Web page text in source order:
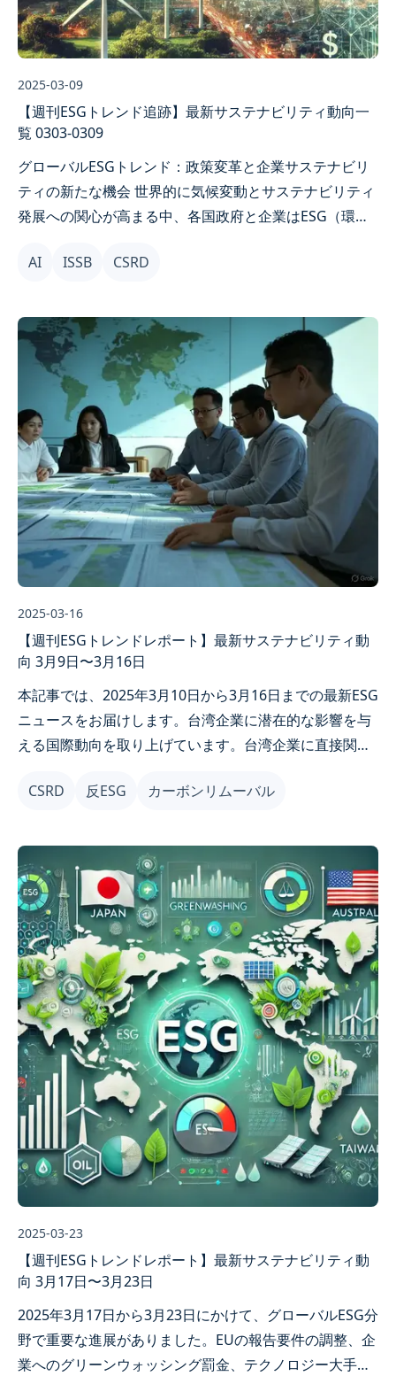
2025-03-09
【週刊ESGトレンド追跡】最新サステナビリティ動向一
覧 0303-0309
グローバルESGトレンド：政策変革と企業サステナビリ
ティの新たな機会 世界的に気候変動とサステナビリティ
発展への関心が高まる中、各国政府と企業はESG（環
ースを加速しています。最近、日本、EU、台湾などで新
ノベーション施策が相次いで発表され、ネットゼロカー
ボンと持続可能な発展を促進しています。本記事では最
新の政策動向と市場トレンドをお届けし、企業が重要な
機会を把握できるよう支援します。
AI ISSB CSRD
2025-03-16
【週刊ESGトレンドレポート】最新サステナビリティ動
向 3月9日〜3月16日
本記事では、2025年3月10日から3月16日までの最新ESG
ニュースをお届けします。台湾企業に潜在的な影響を与
える国際動向を取り上げています。台湾企業に直接関連
の動向を注視し、グローバルサプライチェーンや市場へ
じて、各企業はESG戦略をより効果的に策定し、競争力
を高め、投資家を惹きつけることができます。
CSRD 反ESG カーボンリムーバル
2025-03-23
【週刊ESGトレンドレポート】最新サステナビリティ動
向 3月17日〜3月23日
2025年3月17日から3月23日にかけて、グローバルESG分
野で重要な進展がありました。EUの報告要件の調整、企
業へのグリーンウォッシング罰金、テクノロジー大手の